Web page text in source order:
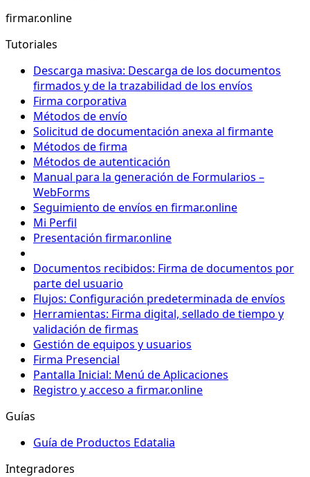
firmar.online
Tutoriales
Descarga masiva: Descarga de los documentos
firmados y de la trazabilidad de los envíos
Firma corporativa
Métodos de envío
Solicitud de documentación anexa al firmante
Métodos de firma
Métodos de autenticación
Manual para la generación de Formularios –
WebForms
Seguimiento de envíos en firmar.online
Mi Perfil
Presentación firmar.online
Documentos recibidos: Firma de documentos por
parte del usuario
Flujos: Configuración predeterminada de envíos
Herramientas: Firma digital, sellado de tiempo y
validación de firmas
Gestión de equipos y usuarios
Firma Presencial
Pantalla Inicial: Menú de Aplicaciones
Registro y acceso a firmar.online
Guías
Guía de Productos Edatalia
Integradores